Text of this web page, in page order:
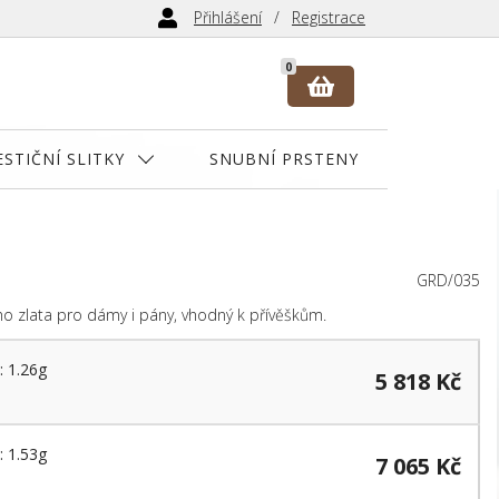
Přihlášení Registrace
0
SLITKY SNUBNÍ PRSTENY
GRD/035
zlata pro dámy i pány, vhodný k přívěškům.
1.26g 5 818 Kč
1.53g 7 065 Kč